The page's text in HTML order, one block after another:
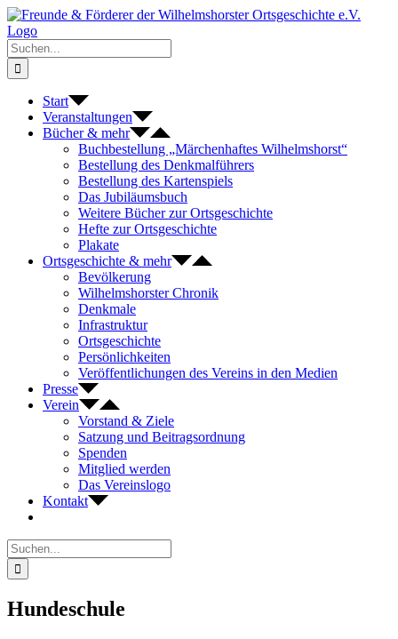
Zum
Inhalt
springen
Suche
nach:
Start
Veranstaltungen
Bücher & mehr
Buchbestellung „Märchenhaftes Wilhelmshorst“
Bestellung des Denkmalführers
Bestellung des Kartenspiels
Das Jubiläumsbuch
Weitere Bücher zur Ortsgeschichte
Hefte zur Ortsgeschichte
Plakate
Ortsgeschichte & mehr
Bevölkerung
Wilhelmshorster Chronik
Denkmale
Infrastruktur
Ortsgeschichte
Persönlichkeiten
Veröffentlichungen des Vereins in den Medien
Presse
Verein
Vorstand & Ziele
Satzung und Beitragsordnung
Spenden
Mitglied werden
Das Vereinslogo
Kontakt
Suche
nach:
Hundeschule